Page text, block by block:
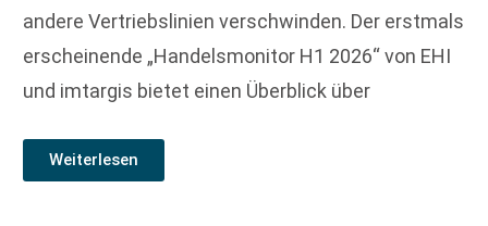
andere Vertriebslinien verschwinden. Der erstmals
erscheinende „Handelsmonitor H1 2026“ von EHI
und imtargis bietet einen Überblick über
Weiterlesen